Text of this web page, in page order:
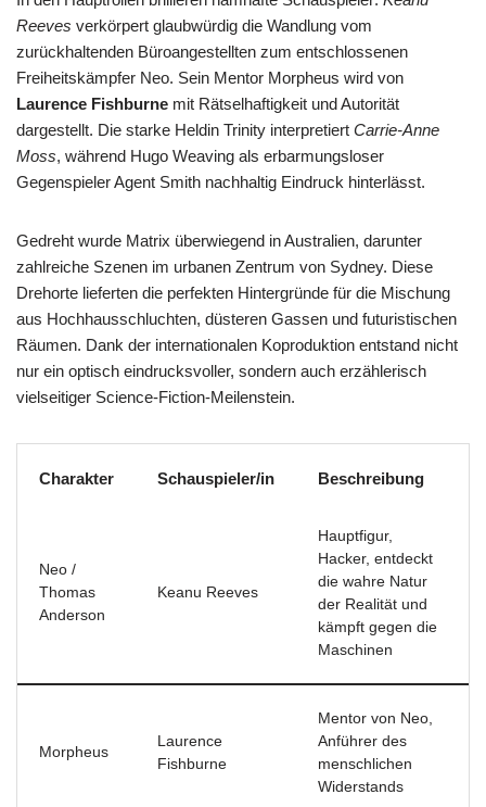
Reeves verkörpert glaubwürdig die Wandlung vom
zurückhaltenden Büroangestellten zum entschlossenen
Freiheitskämpfer Neo. Sein Mentor Morpheus wird von
Laurence Fishburne mit Rätselhaftigkeit und Autorität
dargestellt. Die starke Heldin Trinity interpretiert Carrie-Anne
Moss, während Hugo Weaving als erbarmungsloser
Gegenspieler Agent Smith nachhaltig Eindruck hinterlässt.
Gedreht wurde Matrix überwiegend in Australien, darunter
zahlreiche Szenen im urbanen Zentrum von Sydney. Diese
Drehorte lieferten die perfekten Hintergründe für die Mischung
aus Hochhausschluchten, düsteren Gassen und futuristischen
Räumen. Dank der internationalen Koproduktion entstand nicht
nur ein optisch eindrucksvoller, sondern auch erzählerisch
vielseitiger Science-Fiction-Meilenstein.
Charakter Schauspieler/in Beschreibung
Neo /
Thomas
Anderson
Keanu Reeves
Hauptfigur,
Hacker, entdeckt
die wahre Natur
der Realität und
kämpft gegen die
Maschinen
Morpheus
Laurence
Fishburne
Mentor von Neo,
Anführer des
menschlichen
Widerstands